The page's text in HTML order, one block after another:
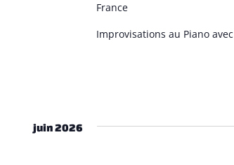
France
Improvisations au Piano
juin 2026